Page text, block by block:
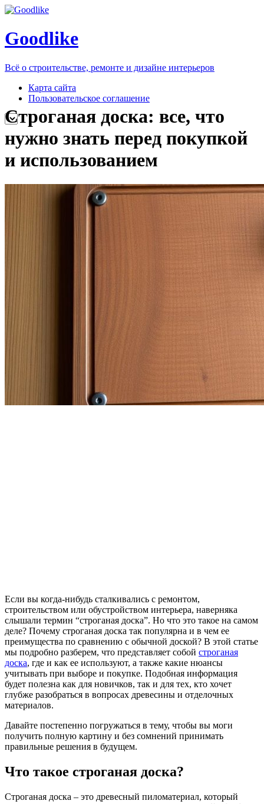
Goodlike
Всё о строительстве, ремонте и дизайне интерьеров
Карта сайта
Пользовательское соглашение
Строганая доска: все, что
нужно знать перед покупкой
и использованием
Если вы когда-нибудь сталкивались с ремонтом,
строительством или обустройством интерьера, наверняка
слышали термин “строганая доска”. Но что это такое на самом
деле? Почему строганая доска так популярна и в чем ее
преимущества по сравнению с обычной доской? В этой статье
мы подробно разберем, что представляет собой строганая
доска, где и как ее используют, а также какие нюансы
учитывать при выборе и покупке. Подобная информация
будет полезна как для новичков, так и для тех, кто хочет
глубже разобраться в вопросах древесины и отделочных
материалов.
Давайте постепенно погружаться в тему, чтобы вы моги
получить полную картину и без сомнений принимать
правильные решения в будущем.
Что такое строганая доска?
Строганая доска – это древесный пиломатериал, который